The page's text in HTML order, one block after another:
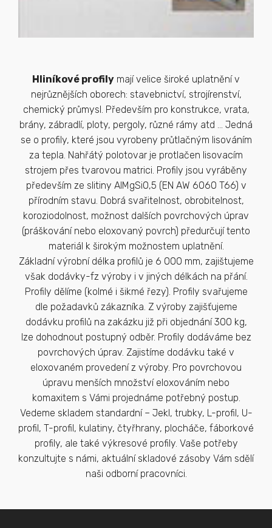
Hliníkové profily mají velice široké uplatnění v
nejrůznějších oborech: stavebnictví, strojírenství,
chemický průmysl. Především pro konstrukce, vrata,
brány, zábradlí, ploty, pergoly, různé rámy atd … Jedná
se o profily, které jsou vyrobeny průtlačným lisováním
za tepla. Nahřátý polotovar je protlačen lisovacím
strojem přes tvarovou matrici. Profily jsou vyráběny
především ze slitiny AlMgSi0,5 (EN AW 6060 T66) v
přírodním stavu. Dobrá svařitelnost, obrobitelnost,
koroziodolnost, možnost dalších povrchových úprav
(práškování nebo eloxovaný povrch) předurčují tento
materiál k širokým možnostem uplatnění.
Základní výrobní délka profilů je 6 000 mm, zajištujeme
však dodávky-fz výroby i v jiných délkách na přání.
Profily dělíme (kolmé i šikmé řezy). Profily svařujeme
dle požadavků zákazníka. Z výroby zajišťujeme
dodávku profilů na zakázku již při objednání 300 kg,
lze dohodnout postupný odběr. Profily dodáváme bez
povrchových úprav. Zajistíme dodávku také v
eloxovaném provedení z výroby. Pro povrchovou
úpravu menších množství eloxováním nebo
komaxitem s Vámi projednáme potřebný postup.
Vedeme skladem standardní – Jekl, trubky, L-profil, U-
profil, T-profil, kulatiny, čtyřhrany, plocháče, fáborkové
profily, ale také výkresové profily. Vaše potřeby
konzultujte s námi, aktuální skladové zásoby Vám sdělí
naši odborní pracovníci.